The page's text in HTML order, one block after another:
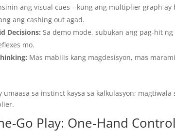
ang visual cues—kung ang multiplier graph ay
ang cashing out agad.
Decisions: Sa demo mode, subukan ang pag-hit
mo.
Mas mabilis kang magdesisyon, mas
umaasa sa instinct kaysa sa kalkulasyon;
Go Play: One‑Hand Control